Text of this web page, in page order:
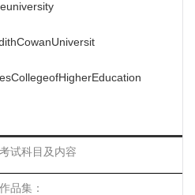
试科目及内容
品集：